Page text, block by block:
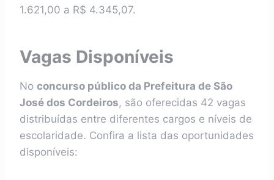
1.621,00 a R$ 4.345,07.
Vagas Disponíveis
No concurso público da Prefeitura de São
José dos Cordeiros, são oferecidas 42 vagas
distribuídas entre diferentes cargos e níveis de
escolaridade. Confira a lista das oportunidades
disponíveis: